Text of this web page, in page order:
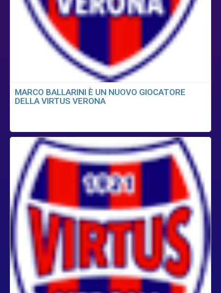
MARCO BALLARINI È UN NUOVO GIOCATORE
DELLA VIRTUS VERONA